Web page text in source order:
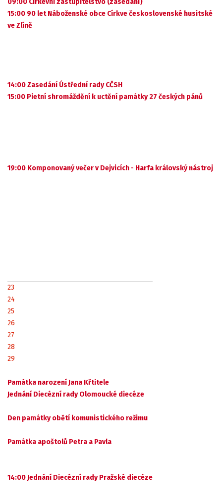
09:00 Církevní zastupitelstvo (zasedání)
15:00 90 let Náboženské obce Církve československé husitské
ve Zlíně
14:00 Zasedání Ústřední rady CČSH
15:00 Pietní shromáždění k uctění památky 27 českých pánů
19:00 Komponovaný večer v Dejvicích - Harfa královský nástroj
23
24
25
26
27
28
29
Památka narození Jana Křtitele
Jednání Diecézní rady Olomoucké diecéze
Den památky obětí komunistického režimu
Památka apoštolů Petra a Pavla
14:00 Jednání Diecézní rady Pražské diecéze